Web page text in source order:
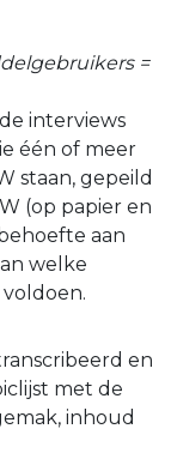
=
interviews
één of meer
staan, gepeild
(op papier en
aan
welke
en
met de
inhoud